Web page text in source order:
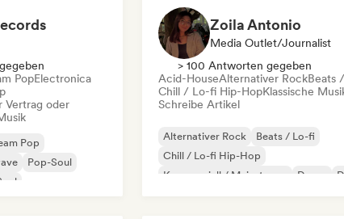
PopElectronica
Vertrag oder
Pop
Pop-Soul
Zoila Antonio
Media Outlet/Journalist
> 100 Antworten gegeben
Acid-HouseAlternativer RockBeats
Chill / Lo-fi Hip-HopKlassische
Schreibe Artikel
Alternativer Rock
Beats / Lo-fi
Chill / Lo-fi Hip-Hop
Kommerziell / Mainstream
Dance